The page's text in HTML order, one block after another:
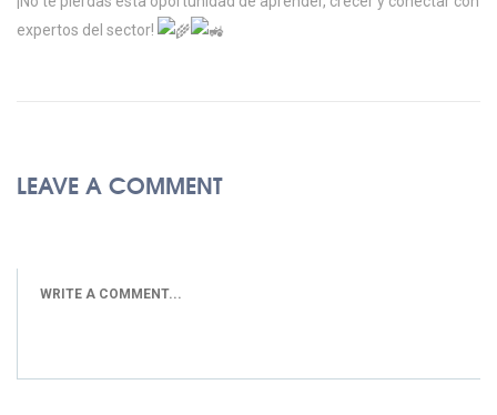
expertos del sector!
LEAVE A COMMENT